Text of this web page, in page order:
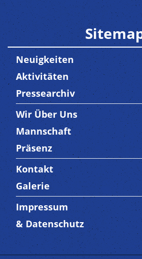
Neuigkeiten
Aktivitäten
Pressearchiv
Trenner3
Wir Über Uns
Mannschaft
Präsenz
Trenner4
Kontakt
Galerie
Trenner 5
Impressum
& Datenschutz